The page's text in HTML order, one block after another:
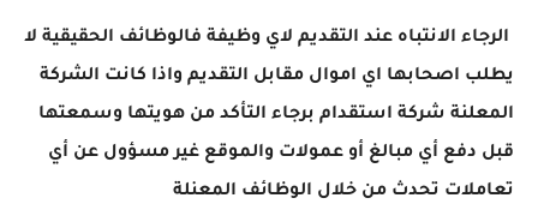
الرجاء الانتباه عند التقديم لاي وظيفة فالوظائف الحقيقية لا
يطلب اصحابها اي اموال مقابل التقديم واذا كانت الشركة
المعلنة شركة استقدام برجاء التأكد من هويتها وسمعتها
قبل دفع أي مبالغ أو عمولات والموقع غير مسؤول عن أي
تعاملات تحدث من خلال الوظائف المعنلة